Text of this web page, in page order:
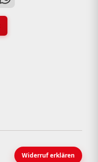
Widerruf erklären